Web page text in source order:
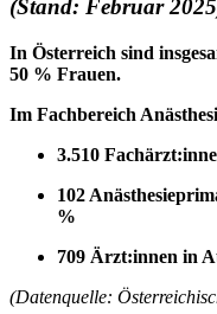
(Stand: Februar
In Österreich sind
50 % Frauen.
Im Fachbereich
3.510
102
%
709 Ärzt:innen in
(Datenquelle: